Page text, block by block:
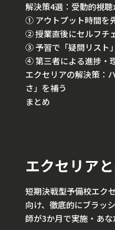
解決策4選：受動的視
① アウトプット時間を
② 授業直後にセルフチ
③ 予習で「疑問リスト
④ 第三者による進捗・
エクセリアの解決策：
さ」を補う
まとめ
エクセリア
短期決戦型予備校エク
向け、徹底的にブラッ
師が3か月で実施・あな